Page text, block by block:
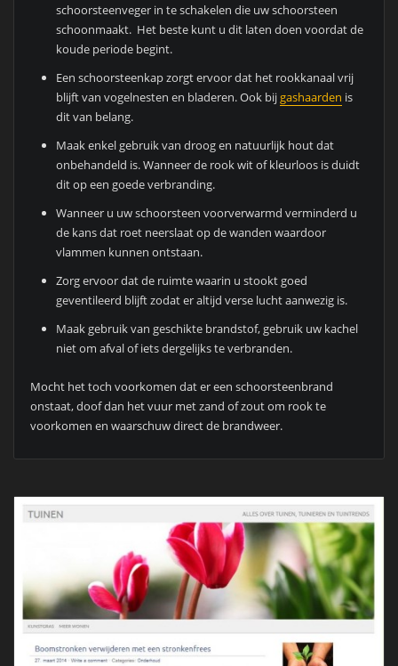
schoorsteenveger in te schakelen die uw schoorsteen
schoonmaakt. Het beste kunt u dit laten doen voordat de
koude periode begint.
Een schoorsteenkap zorgt ervoor dat het rookkanaal vrij
blijft van vogelnesten en bladeren. Ook bijgashaarden is
dit van belang.
Maak enkel gebruik van droog en natuurlijk hout dat
onbehandeld is. Wanneer de rook wit of kleurloos is duidt
dit op een goede verbranding.
Wanneer u uw schoorsteen voorverwarmd verminderd u
de kans dat roet neerslaat op de wanden waardoor
vlammen kunnen ontstaan.
Zorg ervoor dat de ruimte waarin u stookt goed
geventileerd blijft zodat er altijd verse lucht aanwezig is.
Maak gebruik van geschikte brandstof, gebruik uw kachel
niet om afval of iets dergelijks te verbranden.
Mocht het toch voorkomen dat er een schoorsteenbrand
onstaat, doof dan het vuur met zand of zout om rook te
voorkomen en waarschuw direct de brandweer.